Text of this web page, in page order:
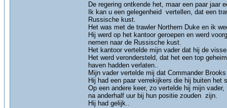
De regering ontkende het, maar een paar jaar
Ik kan u een gelegenheid vertellen, dat een
Russische kust.
Het was met de trawler Northern Duke en ik
Hij werd op het kantoor geroepen en werd
nemen naar de Russische kust.
Het kantoor vertelde mijn vader dat hij de
Het werd verondersteld, dat het een top
haven hadden verlaten..
Mijn vader vertelde mij dat Commander
Hij had een paar verrekijkers die hij buiten
Op een andere keer, zo vertelde hij mijn
na anderhalf uur bij hun positie zouden zijn.
Hij had gelijk..